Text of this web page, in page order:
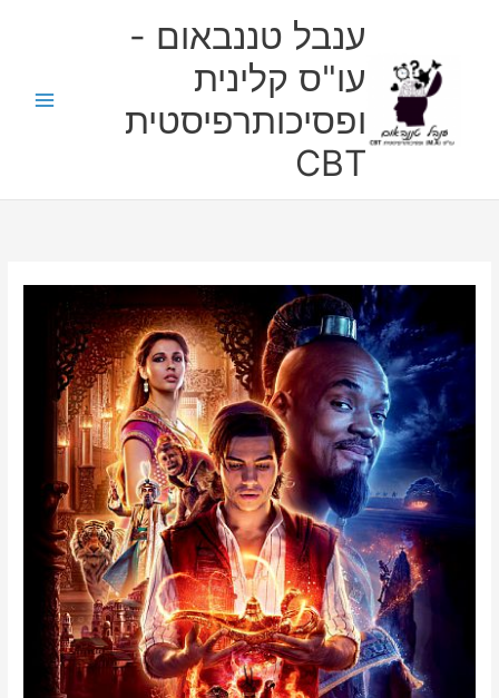
ענבל טננבאום -
עו"ס קלינית
ופסיכותרפיסטית
CBT